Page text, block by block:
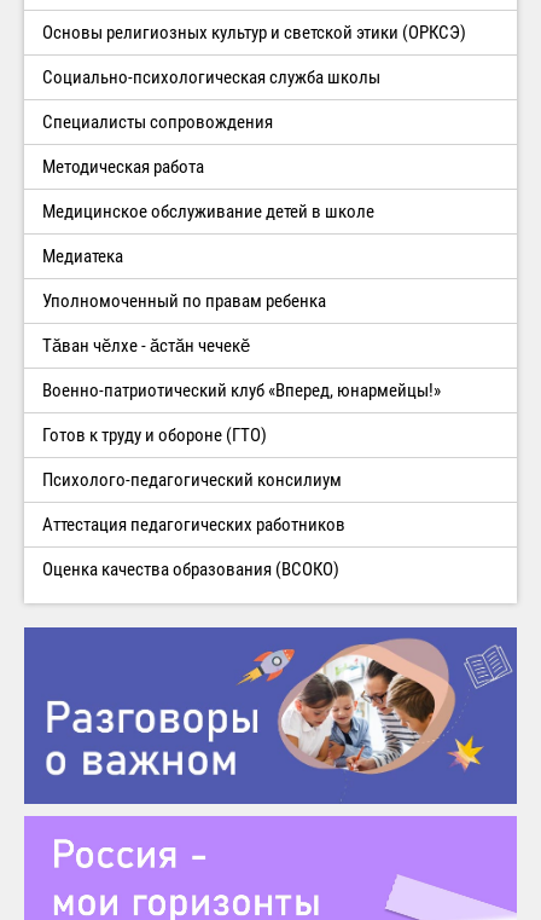
Основы религиозных культур и светской этики (ОРКСЭ)
Социально-психологическая служба школы
Специалисты сопровождения
Методическая работа
Медицинское обслуживание детей в школе
Медиатека
Уполномоченный по правам ребенка
Тăван чĕлхе - ăстăн чечекĕ
Военно-патриотический клуб «Вперед, юнармейцы!»
Готов к труду и обороне (ГТО)
Психолого-педагогический консилиум
Аттестация педагогических работников
Оценка качества образования (ВСОКО)